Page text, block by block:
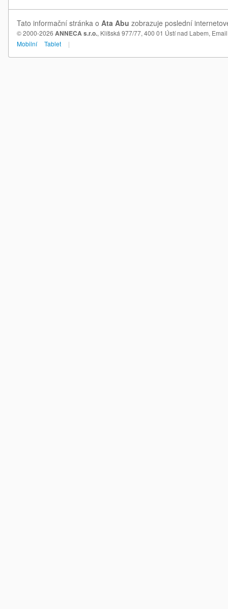
Tato informační stránka o Ata Abu zobrazuje poslední
© 2000-2026 ANNECA s.r.o., Klíšská 977/77, 400 01 Ústí nad Labem,
Mobilní
Tablet |